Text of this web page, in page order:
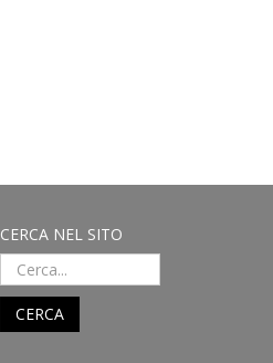
CERCA NEL SITO
CERCA